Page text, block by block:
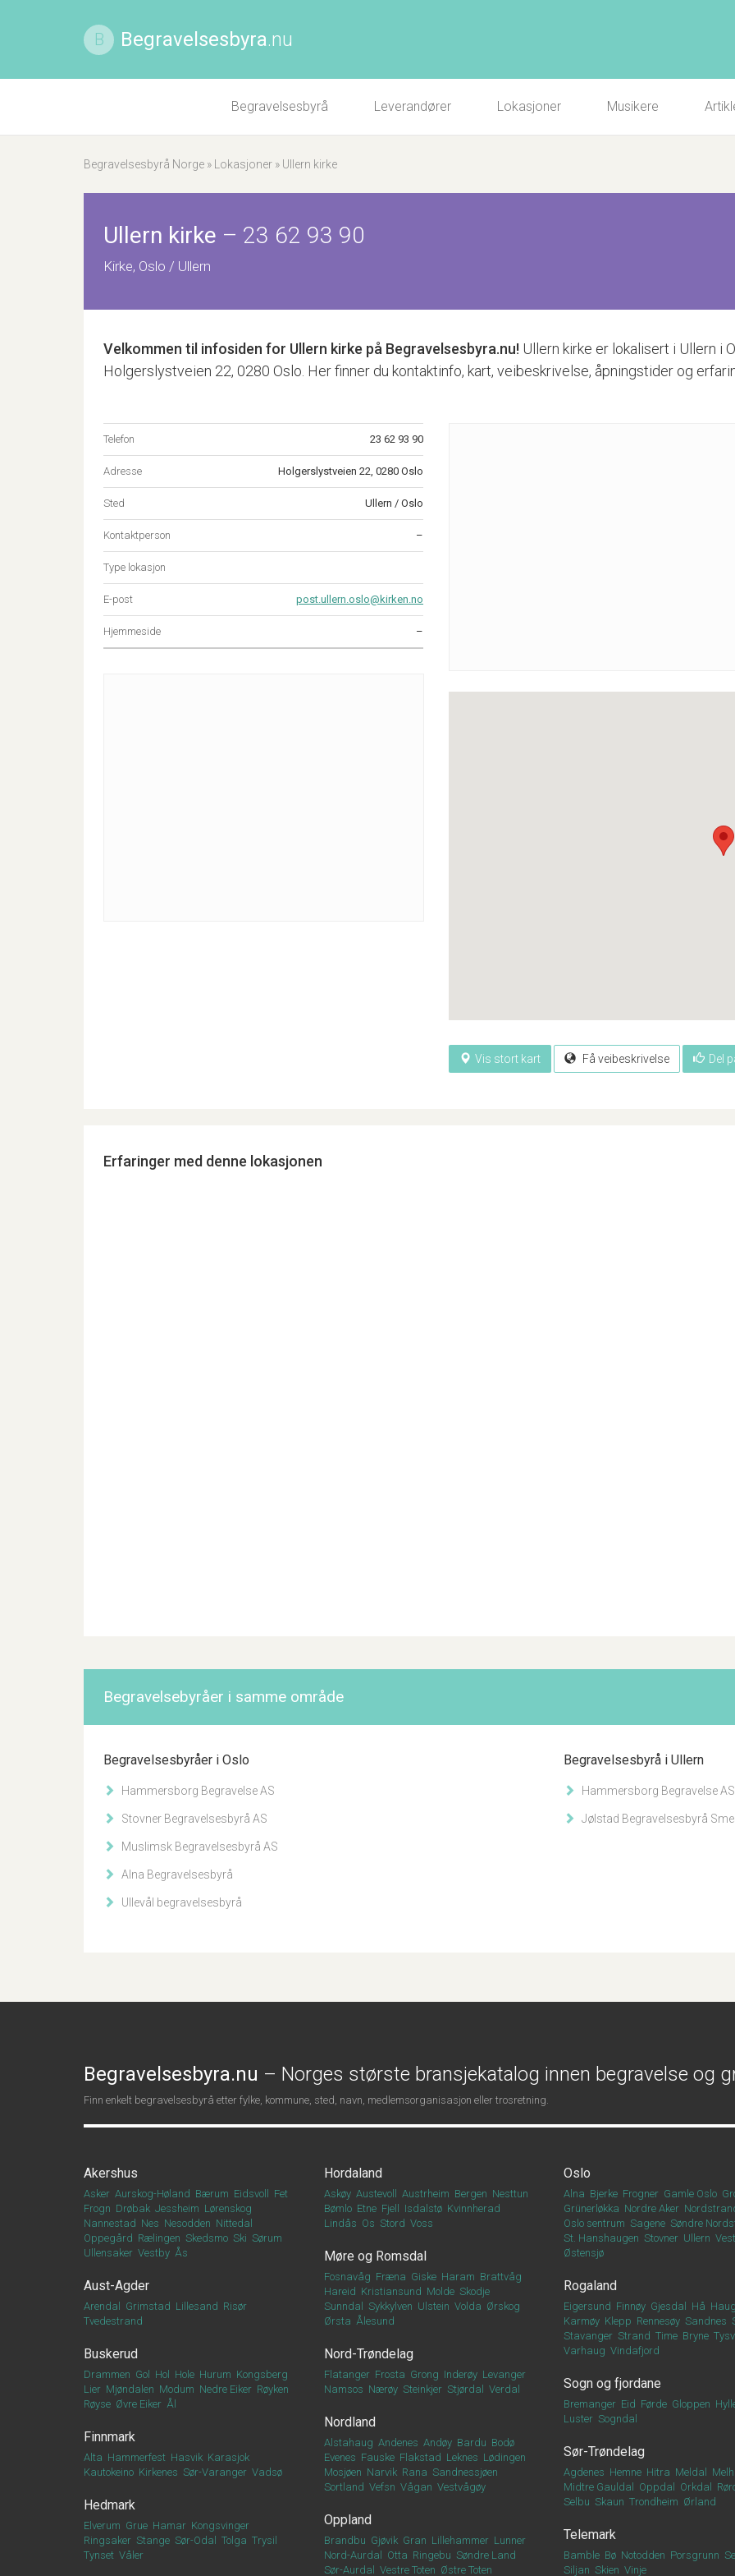
B Begravelsesbyra.nu
Begravelsesbyrå Leverandører Lokasjoner Musikere
Begravelsesbyrå Norge » Lokasjoner » Ullern kirke
Ullern kirke – 23 62 93 90
Kirke, Oslo / Ullern
Velkommen til infosiden for Ullern kirke på Begravelsesbyra.nu! Ullern kirke er lokalisert i Ullern i
Holgerslystveien 22, 0280 Oslo. Her finner du kontaktinfo, kart, veibeskrivelse, åpningstider og
Telefon 23 62 93 90
Adresse Holgerslystveien 22, 0280 Oslo
Sted Ullern / Oslo
Kontaktperson –
Type lokasjon
E-post post.ullern.oslo@kirken.no
Hjemmeside –
Vis stort kart Få veibeskrivelse Del
Erfaringer med denne lokasjonen
Begravelsebyråer i samme område
Begravelsesbyråer i Oslo
Hammersborg Begravelse AS
Stovner Begravelsesbyrå AS
Muslimsk Begravelsesbyrå AS
Alna Begravelsesbyrå
Ullevål begravelsesbyrå
Begravelsesbyrå i Ullern
Hammersborg Begravelse AS
Jølstad Begravelsesbyrå
Begravelsesbyra.nu – Norges største bransjekatalog innen begravelse og
Finn enkelt begravelsesbyrå etter fylke, kommune, sted, navn, medlemsorganisasjon eller trosretning.
Akershus
Asker Aurskog-Høland Bærum Eidsvoll
Fet
Frogn Drøbak Jessheim Lørenskog
Nannestad Nes Nesodden Nittedal
Oppegård Rælingen Skedsmo Ski Sørum
Ullensaker Vestby Ås
Aust-Agder
Arendal Grimstad Lillesand Risør
Tvedestrand
Buskerud
Drammen Gol Hol Hole Hurum Kongsberg
Lier Mjøndalen Modum Nedre Eiker Røyken
Røyse Øvre Eiker Ål
Finnmark
Alta Hammerfest Hasvik Karasjok
Kautokeino Kirkenes Sør-Varanger Vadsø
Hedmark
Elverum Grue Hamar Kongsvinger
Ringsaker Stange Sør-Odal Tolga Trysil
Tynset Våler
Hordaland
Askøy Austevoll Austrheim Bergen Nesttun
Bømlo Etne Fjell Isdalstø Kvinnherad
Lindås Os Stord Voss
Møre og Romsdal
Fosnavåg Fræna Giske Haram Brattvåg
Hareid Kristiansund Molde Skodje
Sunndal
Sykkylven Ulstein Volda Ørskog
Ørsta Ålesund
Nord-Trøndelag
Flatanger Frosta Grong Inderøy Levanger
Namsos Nærøy Steinkjer Stjørdal Verdal
Nordland
Alstahaug Andenes Andøy Bardu Bodø
Evenes Fauske Flakstad Leknes Lødingen
Mosjøen Narvik Rana Sandnessjøen
Sortland Vefsn Vågan Vestvågøy
Oppland
Brandbu Gjøvik Gran Lillehammer Lunner
Nord-Aurdal
Otta Ringebu Søndre Land
Sør-Aurdal
Vestre Toten Østre Toten
Oslo
Alna Bjerke Frogner Gamle Oslo
Grünerløkka Nordre Aker
Oslo sentrum Sagene Søndre
St. Hanshaugen Stovner Ullern
Østensjø
Rogaland
Eigersund Finnøy Gjesdal Hå
Karmøy Klepp Rennesøy Sandnes
Stavanger Strand Time Bryne
Varhaug Vindafjord
Sogn og fjordane
Bremanger Eid Førde Gloppen
Luster Sogndal
Sør-Trøndelag
Agdenes Hemne Hitra Meldal
Midtre Gauldal
Oppdal Orkdal
Selbu Skaun Trondheim Ørland
Telemark
Bamble Bø Notodden Porsgrunn
Siljan Skien Vinje